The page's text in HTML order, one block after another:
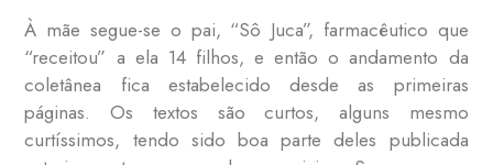
À mãe segue-se o pai, “Sô Juca”, farmacêutico que
“receitou” a ela 14 filhos, e então o andamento da
coletânea fica estabelecido desde as primeiras
páginas. Os textos são curtos, alguns mesmo
curtíssimos, tendo sido boa parte deles publicada